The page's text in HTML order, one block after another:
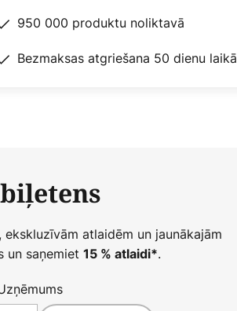
950 000 produktu noliktavā
Bezmaksas atgriešana 50 dienu laikā
atlaidēm un jaunākajām
un saņemiet 15 % atlaidi*.